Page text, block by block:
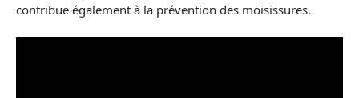
contribue également à la prévention des moisissures.